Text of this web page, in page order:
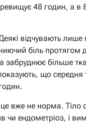
48 годин, а в
відчувають лише
біль протягом
забруднює більше
що середня
вже не норма. Тіло
чи ендометріоз, і